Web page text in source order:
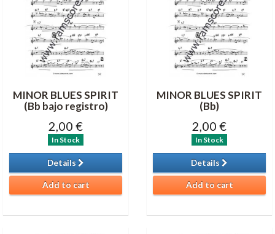
MINOR BLUES SPIRIT
(Bb bajo registro)
2,00 €
In Stock
Details
Add to cart
MINOR BLUES SPIRIT
(Bb)
2,00 €
In Stock
Details
Add to cart